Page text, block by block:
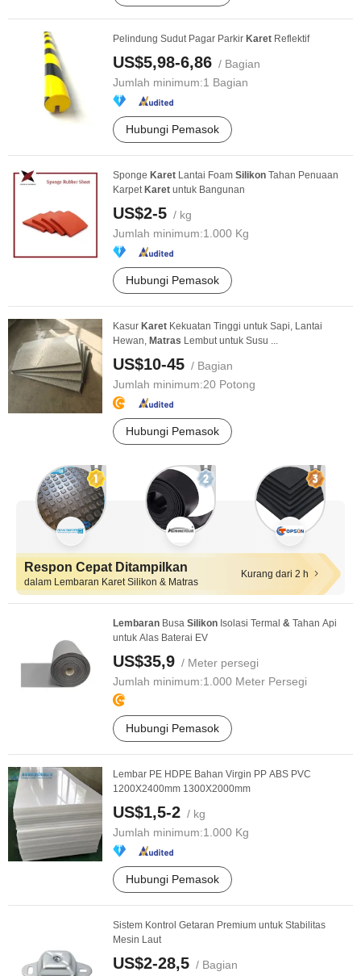
Pelindung Sudut Pagar Parkir Karet Reflektif
US$5,98-6,86 / Bagian
Jumlah minimum:1 Bagian
Hubungi Pemasok
Sponge Karet Lantai Foam Silikon Tahan Penuaan
Karpet Karet untuk Bangunan
US$2-5 / kg
Jumlah minimum:1.000 Kg
Hubungi Pemasok
Kasur Karet Kekuatan Tinggi untuk Sapi, Lantai
Hewan, Matras Lembut untuk Susu ...
US$10-45 / Bagian
Jumlah minimum:20 Potong
Hubungi Pemasok
Respon Cepat Ditampilkan
dalam Lembaran Karet Silikon & Matras
Kurang dari 2 h
Lembaran Busa Silikon Isolasi Termal & Tahan Api
untuk Alas Baterai EV
US$35,9 / Meter persegi
Jumlah minimum:1.000 Meter Persegi
Hubungi Pemasok
Lembar PE HDPE Bahan Virgin PP ABS PVC
1200X2400mm 1300X2000mm
US$1,5-2 / kg
Jumlah minimum:1.000 Kg
Hubungi Pemasok
Sistem Kontrol Getaran Premium untuk Stabilitas
Mesin Laut
US$2-28,5 / Bagian